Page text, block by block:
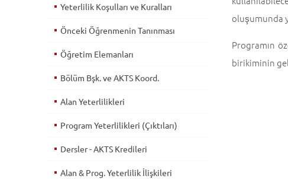
oluşumunda
Programın
birikiminin
Yeterlilik Koşulları ve Kuralları
Önceki Öğrenmenin Tanınması
Öğretim Elemanları
Bölüm Bşk. ve AKTS Koord.
Alan Yeterlilikleri
Program Yeterlilikleri (Çıktıları)
Dersler - AKTS Kredileri
Alan & Prog. Yeterlilik İlişkileri